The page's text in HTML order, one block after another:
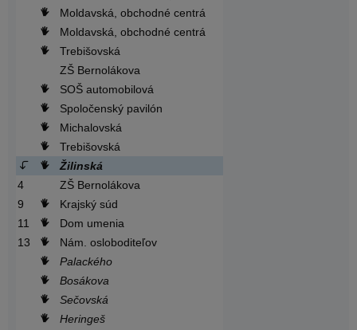
Moldavská, obchodné centrá
Moldavská, obchodné centrá
Trebišovská
ZŠ Bernolákova
SOŠ automobilová
Spoločenský pavilón
Michalovská
Trebišovská
Žilinská
4
ZŠ Bernolákova
9
Krajský súd
11
Dom umenia
13
Nám. osloboditeľov
Palackého
Bosákova
Sečovská
Heringeš